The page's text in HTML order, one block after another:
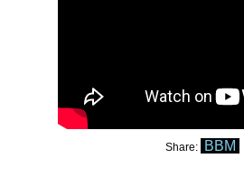
Share: BBM